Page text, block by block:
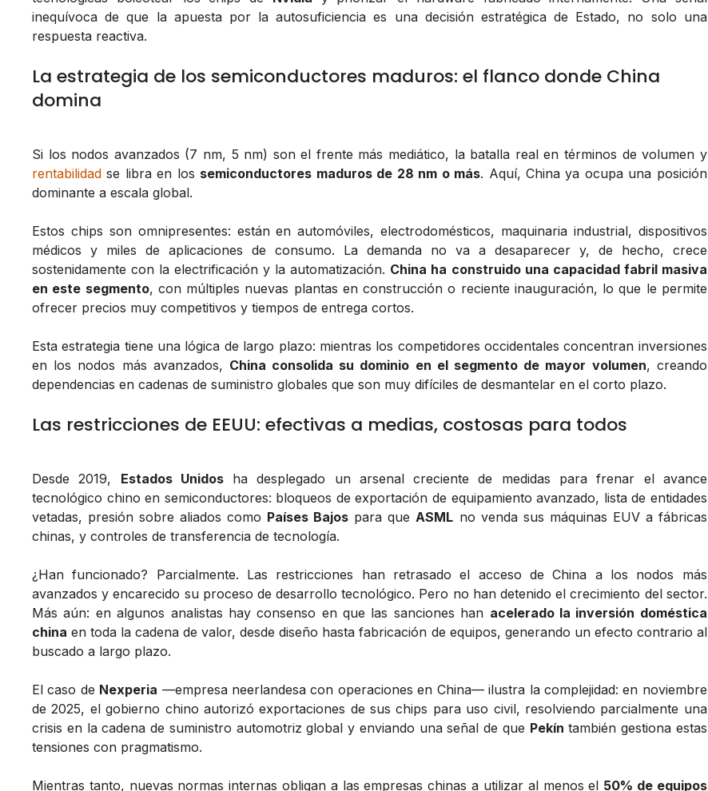
inequívoca de que la apuesta por la autosuficiencia es una decisión estratégica de Estado, no solo una
respuesta reactiva.
La estrategia de los semiconductores maduros: el flanco donde China
domina
Si los nodos avanzados (7 nm, 5 nm) son el frente más mediático, la batalla real en términos de volumen y
rentabilidad se libra en los semiconductores maduros de 28 nm o más. Aquí, China ya ocupa una posición
dominante a escala global.
Estos chips son omnipresentes: están en automóviles, electrodomésticos, maquinaria industrial, dispositivos
médicos y miles de aplicaciones de consumo. La demanda no va a desaparecer y, de hecho, crece
sostenidamente con la electrificación y la automatización. China ha construido una capacidad fabril masiva
en este segmento, con múltiples nuevas plantas en construcción o reciente inauguración, lo que le permite
ofrecer precios muy competitivos y tiempos de entrega cortos.
Esta estrategia tiene una lógica de largo plazo: mientras los competidores occidentales concentran inversiones
en los nodos más avanzados, China consolida su dominio en el segmento de mayor volumen, creando
dependencias en cadenas de suministro globales que son muy difíciles de desmantelar en el corto plazo.
Las restricciones de EEUU: efectivas a medias, costosas para todos
Desde 2019, Estados Unidosha desplegado un arsenal creciente de medidas para frenar el avance
tecnológico chino en semiconductores: bloqueos de exportación de equipamiento avanzado, lista de entidades
vetadas, presión sobre aliados como Países Bajos para queASML no venda sus máquinas EUV a fábricas
chinas, y controles de transferencia de tecnología.
¿Han funcionado? Parcialmente. Las restricciones han retrasado el acceso de China a los nodos más
avanzados y encarecido su proceso de desarrollo tecnológico. Pero no han detenido el crecimiento del sector.
Más aún: en algunos analistas hay consenso en que las sanciones han acelerado la inversión doméstica
china en toda la cadena de valor, desde diseño hasta fabricación de equipos, generando un efecto contrario al
buscado a largo plazo.
El caso de Nexperia —empresa neerlandesa con operaciones en China— ilustra la complejidad: en noviembre
de 2025, el gobierno chino autorizó exportaciones de sus chips para uso civil, resolviendo parcialmente una
crisis en la cadena de suministro automotriz global y enviando una señal de que Pekín también gestiona estas
tensiones con pragmatismo.
Mientras tanto, nuevas normas internas obligan a las empresas chinas a utilizar al menos el 50% de equipos